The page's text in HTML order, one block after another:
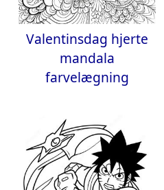
Valentinsdag hjerte
mandala
farvelægning